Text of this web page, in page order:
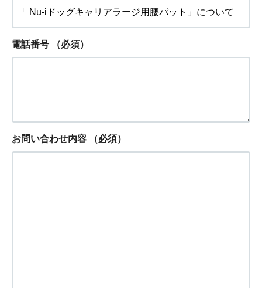
電話番号 （必須）
お問い合わせ内容 （必須）